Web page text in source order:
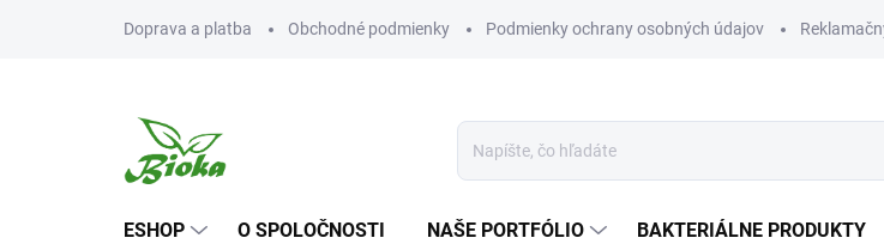
Doprava a platba Obchodné podmienky Podmienky ochrany osobných údajov
ESHOP O SPOLOČNOSTI NAŠE PORTFÓLIO BAKTERIÁLNE PRODUKTY